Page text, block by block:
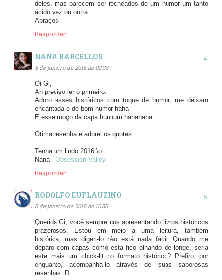
deles, mas parecem ser recheados de um humor um tanto
ácido vez ou outra.
Abraços
Responder
NANA BARCELLOS
5 de janeiro de 2016 às 02:38
Oi Gi,
Ah preciso ler o primeiro.
Adoro esses históricos com toque de humor, me deixam
encantada e de bom humor haha
E esse moço da capa huuuum hahahaha
Ótima resenha e adorei os quotes.
Tenha um lindo 2016 \o
Nana - Obsession Valley
Responder
RODOLFO EUFLAUZINO
5 de janeiro de 2016 às 10:35
Querida Gi, você sempre nos apresentando livros históricos
prazerosos. Estou em meio a uma leitura, também
histórica, mas digeri-lo não está nada fácil. Quando me
deparo com capas como esta fico olhando de longe, seria
este mais um chick-lit no formato histórico? Prefiro, por
enquanto, acompanhá-lo através de suas saborosas
resenhas :D